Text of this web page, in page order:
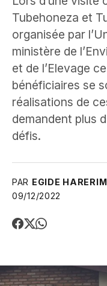
Tubehoneza et
organisée par
ministère de
et de l’Elevage
bénéficiaires se
réalisations de
demandent plus
défis.
PAR EGIDE
09/12/2022